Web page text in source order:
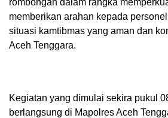
rombongan dalam rangka
memberikan arahan kepada
situasi kamtibmas yang aman dan
Aceh Tenggara.
Kegiatan yang dimulai sekira pukul
berlangsung di Mapolres Aceh